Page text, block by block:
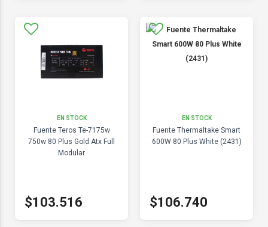
EN STOCK
Fuente Teros Te-7175w
750w 80 Plus Gold Atx Full
Modular
$103.516
EN STOCK
Fuente Thermaltake Smart
600W 80 Plus White (2431)
$106.740